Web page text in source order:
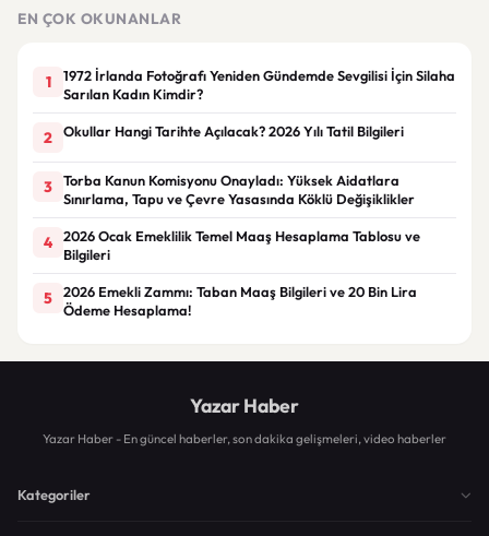
EN ÇOK OKUNANLAR
1
1972 İrlanda Fotoğrafı Yeniden Gündemde Sevgilisi İçin Silaha
Sarılan Kadın Kimdir?
2 Okullar Hangi Tarihte Açılacak? 2026 Yılı Tatil Bilgileri
3
Torba Kanun Komisyonu Onayladı: Yüksek Aidatlara
Sınırlama, Tapu ve Çevre Yasasında Köklü Değişiklikler
4
2026 Ocak Emeklilik Temel Maaş Hesaplama Tablosu ve
Bilgileri
5
2026 Emekli Zammı: Taban Maaş Bilgileri ve 20 Bin Lira
Ödeme Hesaplama!
Yazar Haber
Yazar Haber - En güncel haberler, son dakika gelişmeleri, video haberler
Kategoriler